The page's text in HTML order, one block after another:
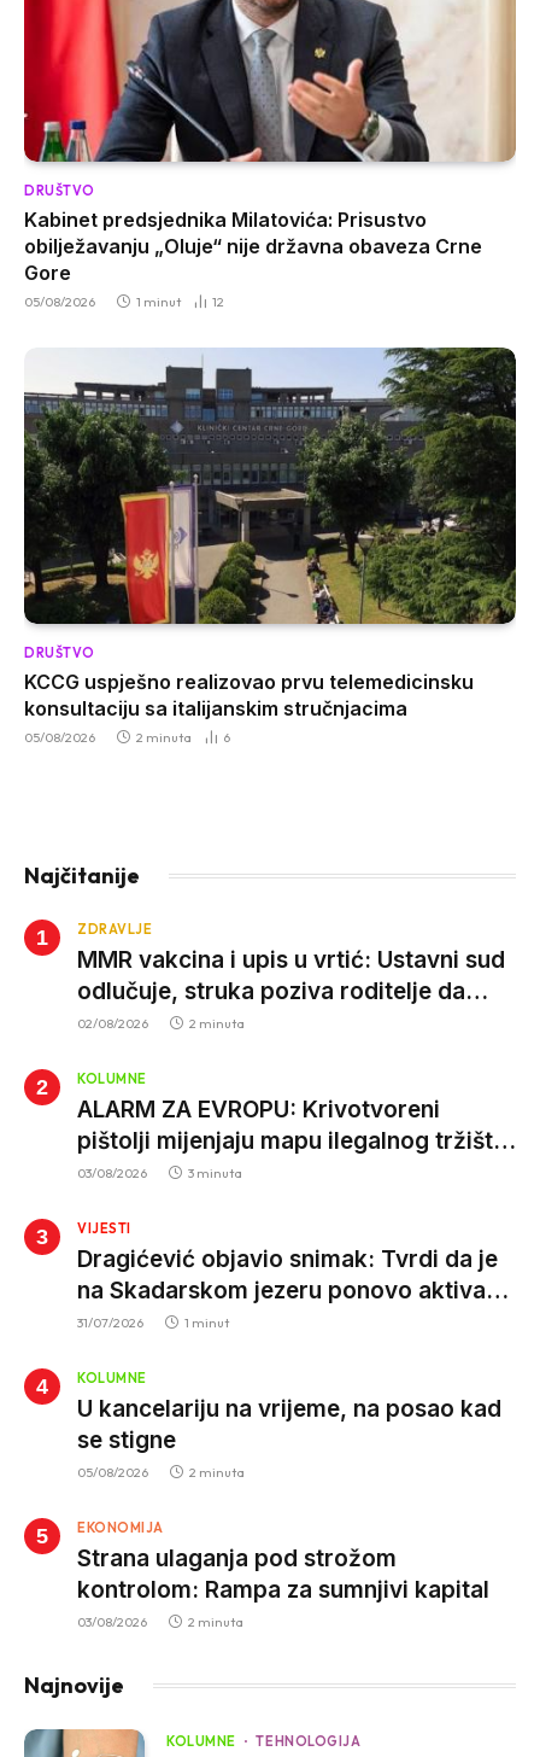
DRUŠTVO
Kabinet predsjednika Milatovića: Prisustvo
obilježavanju „Oluje“ nije državna obaveza Crne
Gore
05/08/2026 1 minut 12
DRUŠTVO
KCCG uspješno realizovao prvu telemedicinsku
konsultaciju sa italijanskim stručnjacima
05/08/2026 2 minuta 6
Najčitanije
ZDRAVLJE
MMR vakcina i upis u vrtić: Ustavni sud
odlučuje, struka poziva roditelje da
vjeruju nauci
02/08/2026 2 minuta
KOLUMNE
ALARM ZA EVROPU: Krivotvoreni
pištolji mijenjaju mapu ilegalnog tržišta,
istrage ukazuju na proizvodnju van EU
03/08/2026 3 minuta
VIJESTI
Dragićević objavio snimak: Tvrdi da je
na Skadarskom jezeru ponovo aktivan
krivolov strujom
31/07/2026 1 minut
KOLUMNE
U kancelariju na vrijeme, na posao kad
se stigne
05/08/2026 2 minuta
EKONOMIJA
Strana ulaganja pod strožom
kontrolom: Rampa za sumnjivi kapital
03/08/2026 2 minuta
Najnovije
KOLUMNE TEHNOLOGIJA